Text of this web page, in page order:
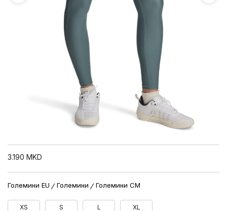
3.190 MKD
Големини EU Големини Големини CM
XS S L XL